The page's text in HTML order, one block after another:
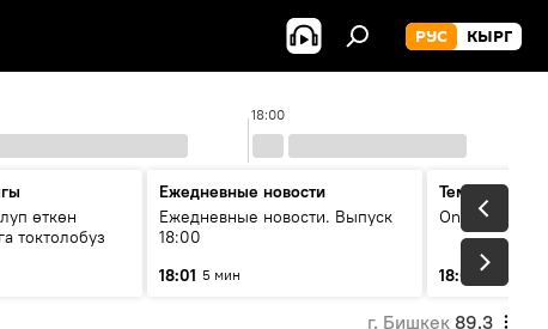
РУС КЫРГ
18:00
өткөн
токтолобуз
Ежедневные новости
Ежедневные новости. Выпуск
18:00
18:01 5 мин
Тема дня
On air
18:07
г. Бишкек 89.3